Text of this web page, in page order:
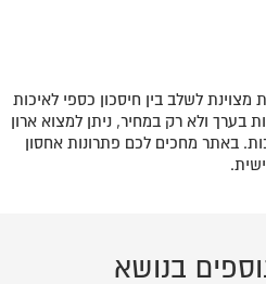
לשלב בין חיסכון כספי לאיכות
בערך ולא רק במחיר, ניתן למצוא ארון
באתר מחכים לכם פתרונות אחסון
בנושא